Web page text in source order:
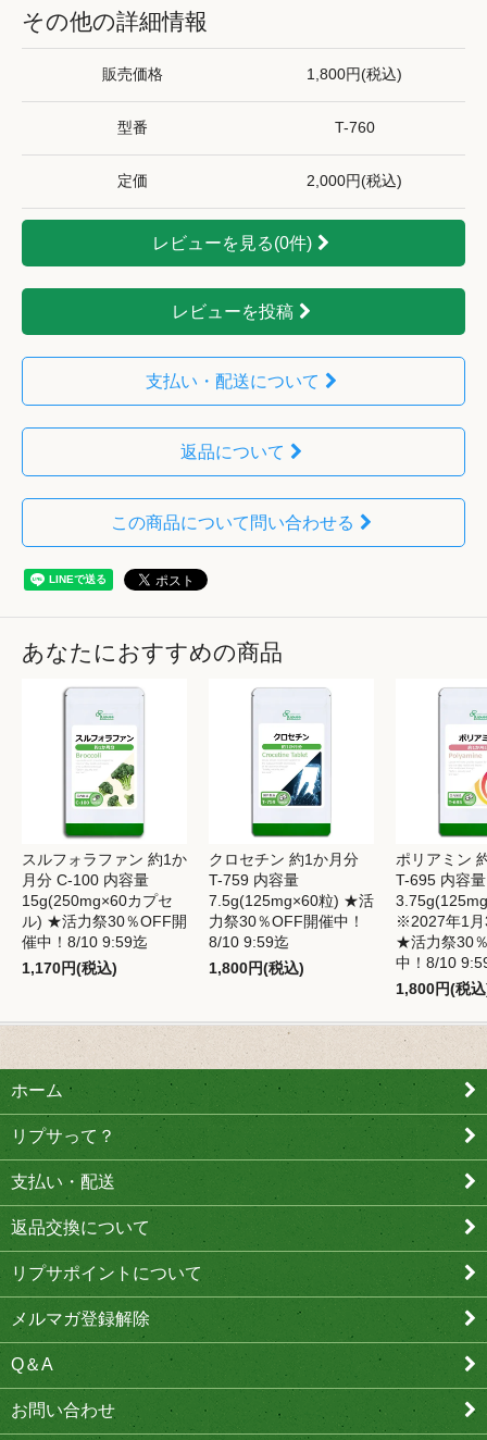
その他の詳細情報
販売価格 1,800円(税込)
型番 T-760
定価 2,000円(税込)
レビューを見る(0件)
レビューを投稿
支払い・配送について
返品について
この商品について問い合わせる
あなたにおすすめの商品
スルフォラファン 約1か
月分 C-100 内容量
15g(250mg×60カプセ
ル) ★活力祭30％OFF開
催中！8/10 9:59迄
1,170円(税込)
クロセチン 約1か月分
T-759 内容量
7.5g(125mg×60粒) ★活
力祭30％OFF開催中！
8/10 9:59迄
1,800円(税込)
ポリアミン
T-695 内容量
※2027年1月
★活力祭30
中！8/10
1,800円(税
ホーム
リプサって？
支払い・配送
返品交換について
リプサポイントについて
メルマガ登録解除
Q＆A
お問い合わせ